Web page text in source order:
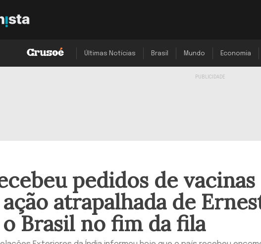
Últimas Notícias Brasil Mundo Economia
pedidos de vacinas
ação atrapalhada de
Brasil no fim da fila